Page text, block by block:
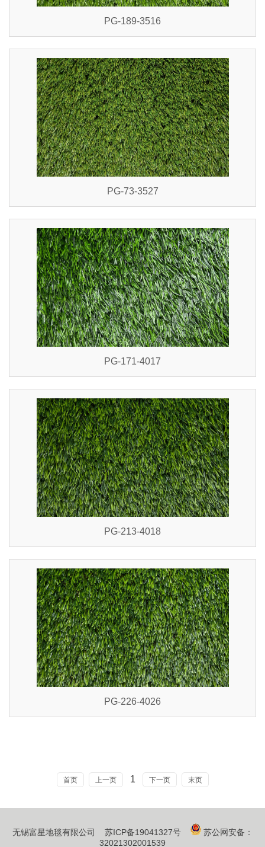
PG-189-3516
PG-73-3527
PG-171-4017
PG-213-4018
PG-226-4026
首页 上一页 1 下一页 末页
无锡富星地毯有限公司 苏ICP备19041327号
苏公网安备：
32021302001539